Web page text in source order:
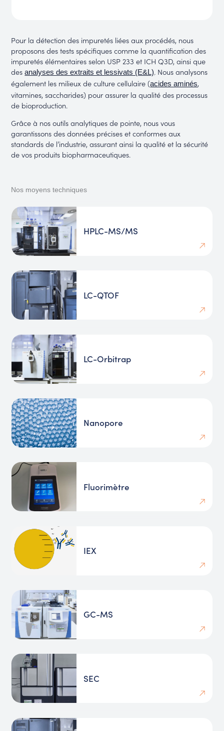
Pour la détection des impuretés liées aux procédés, nous
proposons des tests spécifiques comme la quantification des
impuretés élémentaires selon USP 233 et ICH Q3D, ainsi que
desanalyses des extraits et lessivats (E&L). Nous analysons
également les milieux de culture cellulaire (acides aminés,
vitamines, saccharides) pour assurer la qualité des processus
de bioproduction.
Grâce à nos outils analytiques de pointe, nous vous
garantissons des données précises et conformes aux
standards de l’industrie, assurant ainsi la qualité et la sécurité
de vos produits biopharmaceutiques.
Nos moyens techniques
HPLC-MS/MS
LC-QTOF
LC-Orbitrap
Nanopore
Fluorimètre
IEX
GC-MS
SEC